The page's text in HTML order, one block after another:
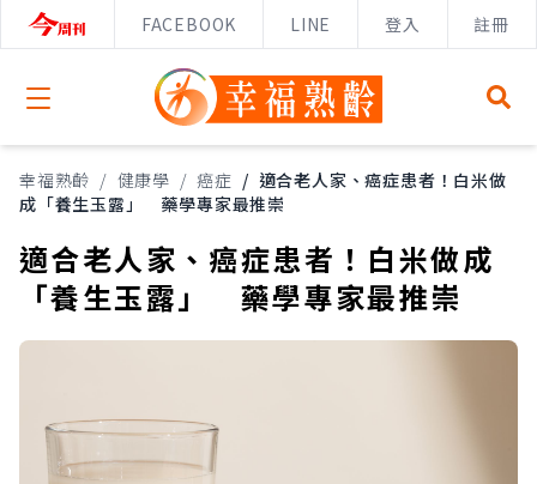
FACEBOOK LINE 登入 註冊
Open menu
幸福熟齡 / 健康學 / 癌症 / 適合老人家、癌症患者！白米做
成「養生玉露」 藥學專家最推崇
適合老人家、癌症患者！白米做成
「養生玉露」 藥學專家最推崇